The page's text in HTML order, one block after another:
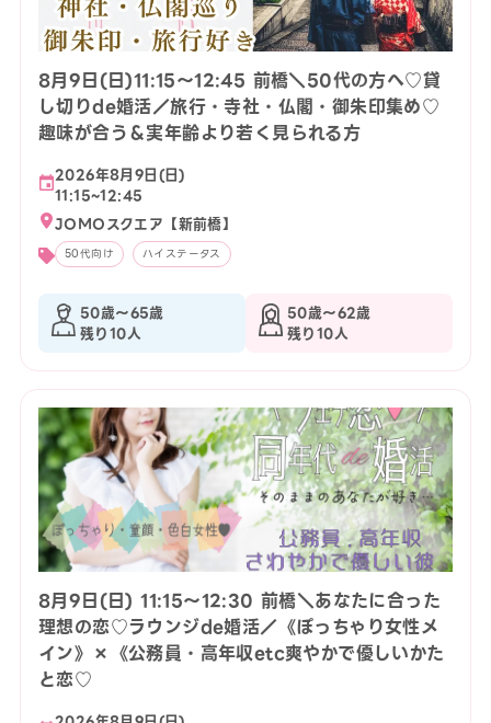
8月9日(日)11:15〜12:45 前橋＼50代の方へ♡貸
し切りde婚活／旅行・寺社・仏閣・御朱印集め♡
趣味が合う＆実年齢より若く見られる方
2026年8月9日(日)
11:15~12:45
JOMOスクエア【新前橋】
50代向け ハイステータス
50歳〜65歳
残り10人
50歳〜62歳
残り10人
8月9日(日) 11:15〜12:30 前橋＼あなたに合った
理想の恋♡ラウンジde婚活／《ぽっちゃり女性メ
イン》×《公務員・高年収etc爽やかで優しいかた
と恋♡